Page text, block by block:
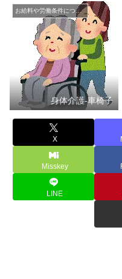
お給料や労働条件について知ろう
身体介護-車椅子
X
Misskey
LINE